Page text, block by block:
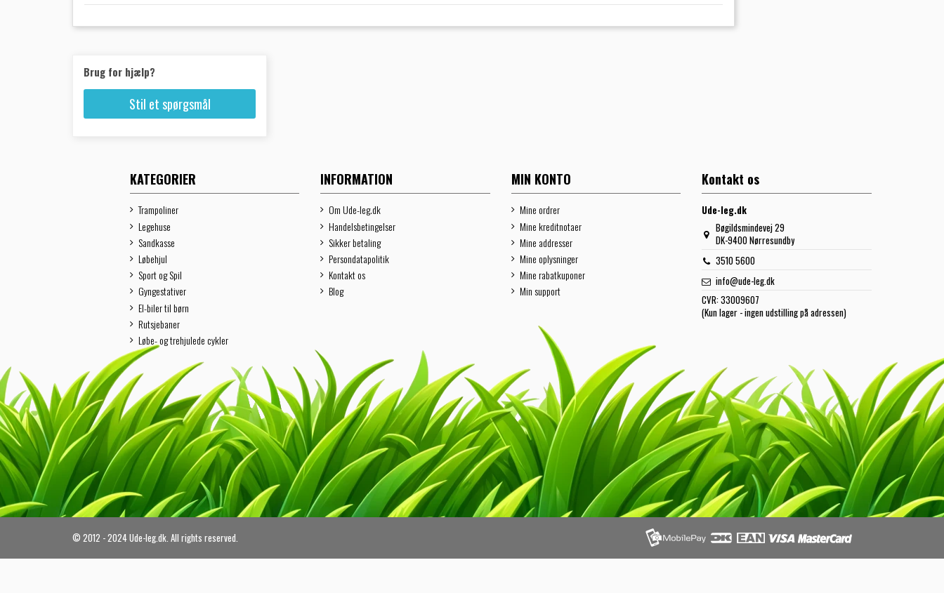
Brug for hjælp?
Stil et spørgsmål
KATEGORIER
Trampoliner
Legehuse
Sandkasse
Løbehjul
Sport og Spil
Gyngestativer
El-biler til børn
Rutsjebaner
Løbe- og trehjulede cykler
INFORMATION
Om Ude-leg.dk
Handelsbetingelser
Sikker betaling
Persondatapolitik
Kontakt os
Blog
MIN KONTO
Mine ordrer
Mine kreditnotaer
Mine addresser
Mine oplysninger
Mine rabatkuponer
Min support
Kontakt os
Ude-leg.dk
Bøgildsmindevej 29
DK-9400 Nørresundby
3510 5600
info@ude-leg.dk
CVR:33009607
(Kun lager - ingen udstilling på adressen)
© 2012 - 2024 Ude-leg.dk. All rights reserved.